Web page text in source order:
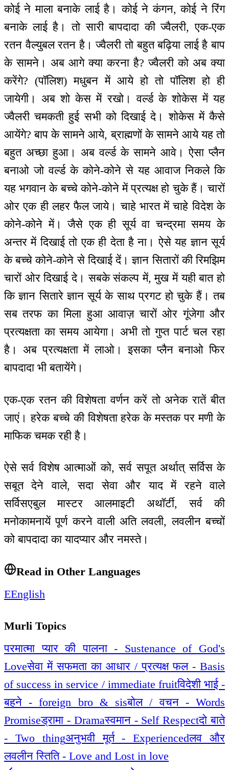
कोई ने माला बनाके लाई है। कोई ने कंगन, कोई ने रिंग
बनाके लाई है। तो सारी बापदादा की ज्वैलरी, एक-एक
रतन वैल्युबल रतन है। ज्वैलरी तो बहुत बढ़िया लाई है बाप
के सामने। अब आगे क्या करना है? ज्वैलरी को अब क्या
करेंगे? (पॉलिश) मधुबन में आये हो तो पॉलिश हो ही
जायेगी। अब शो केस में रखो। वर्ल्ड के शोकेस में यह
ज्वैलरी चमकती हुई सभी को दिखाई दे। शोकेस में कैसे
आयेंगे? बाप के सामने आये, ब्राह्मणों के सामने आये यह तो
बहुत अच्छा हुआ। अब वर्ल्ड के सामने आवे। ऐसा प्लैन
बनाओ जो वर्ल्ड के कोने-कोने से यह आवाज निकले कि
यह भगवान के बच्चे कोने-कोने में प्रत्यक्ष हो चुके हैं। चारों
ओर एक ही लहर फैल जाये। चाहे भारत में चाहे विदेश के
कोने-कोने में। जैसे एक ही सूर्य वा चन्द्रमा समय के
अन्तर में दिखाई तो एक ही देता है ना। ऐसे यह ज्ञान सूर्य
के बच्चे कोने-कोने से दिखाई दें। ज्ञान सितारों की रिमझिम
चारों ओर दिखाई दे। सबके संकल्प में, मुख में यही बात हो
कि ज्ञान सितारे ज्ञान सूर्य के साथ प्रगट हो चुके हैं। तब
सब तरफ का मिला हुआ आवाज़ चारों ओर गूंजेगा और
प्रत्यक्षता का समय आयेगा। अभी तो गुप्त पार्ट चल रहा
है। अब प्रत्यक्षता में लाओ। इसका प्लैन बनाओ फिर
बापदादा भी बतायेंगे।
एक-एक रतन की विशेषता वर्णन करें तो अनेक रातें बीत
जाएं। हरेक बच्चे की विशेषता हरेक के मस्तक पर मणी के
माफिक चमक रही है।
ऐसे सर्व विशेष आत्माओं को, सर्व सपूत अर्थात् सर्विस के
सबूत देने वाले, सदा सेवा और याद में रहने वाले
सर्विसएबुल मास्टर आलमाइटी अथॉर्टी, सर्व की
मनोकामनायें पूर्ण करने वाली अति लवली, लवलीन बच्चों
को बापदादा का यादप्यार और नमस्ते।
Read in Other Languages
EEnglish
Murli Topics
परमात्मा प्यार की पालना - Sustenance of God's
Loveसेवा में सफमता का आधार / प्रत्यक्ष फल - Basis
of success in service / immediate fruitविदेशी भाई -
बहने - foreign bro & sisबोल / वचन - Words
Promiseड्रामा - Dramaस्वमान - Self Respectदो बाते
- Two thingअनुभवी मूर्त - Experiencedलव और
लवलीन स्तिति - Love and Lost in love